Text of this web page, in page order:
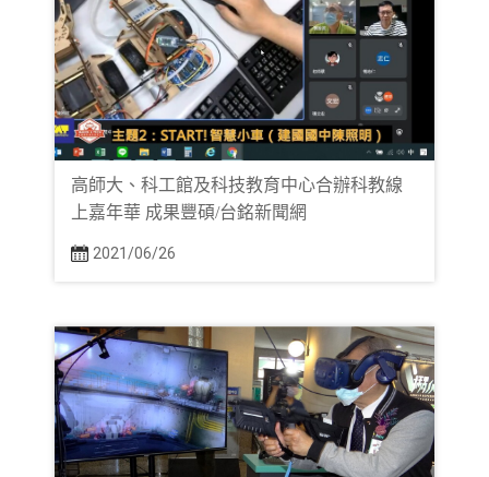
高師大、科工館及科技教育中心合辦科教線
上嘉年華 成果豐碩/台銘新聞網
2021/06/26